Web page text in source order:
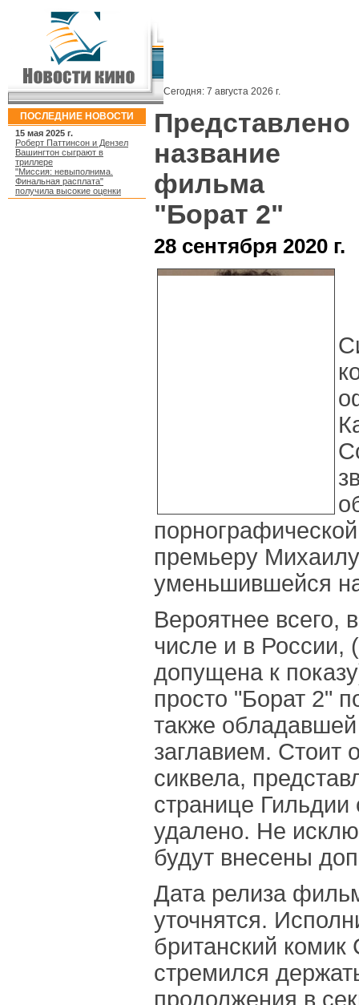
Сегодня: 7 августа 2026 г.
ПОСЛЕДНИЕ НОВОСТИ
15 мая 2025 г.
Роберт Паттинсон и Дензел
Вашингтон сыграют в
триллере
"Миссия: невыполнима.
Финальная расплата"
получила высокие оценки
Представлено
название
фильма
"Борат 2"
28 сентября 2020 г.
премьеру
уменьшившейся
Вероятнее всего,
числе и в России,
допущена к
просто "Борат 2"
также
заглавием. Стоит
сиквела,
странице
удалено. Не
будут внесены
Дата релиза
уточнятся.
британский
стремился
продолжения в